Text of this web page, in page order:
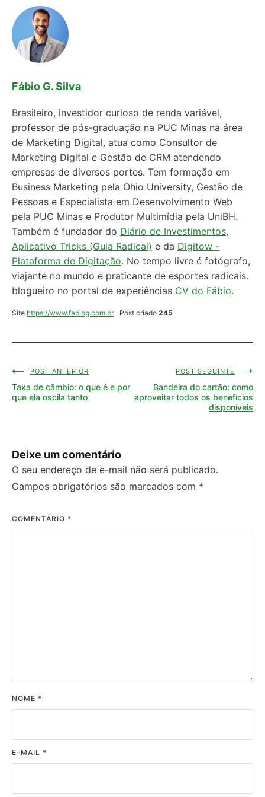
Fábio G. Silva
Brasileiro, investidor curioso de renda variável,
professor de pós-graduação na PUC Minas na área
de Marketing Digital, atua como Consultor de
Marketing Digital e Gestão de CRM atendendo
empresas de diversos portes. Tem formação em
Business Marketing pela Ohio University, Gestão de
Pessoas e Especialista em Desenvolvimento Web
pela PUC Minas e Produtor Multimídia pela UniBH.
Também é fundador do Diário de Investimentos,
Aplicativo Tricks (Guia Radical) e da Digitow -
Plataforma de Digitação. No tempo livre é fotógrafo,
viajante no mundo e praticante de esportes radicais.
blogueiro no portal de experiências CV do Fábio.
Site https://www.fabiog.com.br Post criado 245
Navegação
de
POST ANTERIOR
Taxa de câmbio: o que é e por
que ela oscila tanto
POST SEGUINTE
Bandeira do cartão: como
aproveitar todos os benefícios
disponíveis
Deixe um comentário
O seu endereço de e-mail não será publicado.
Campos obrigatórios são marcados com *
COMENTÁRIO *
NOME *
E-MAIL *